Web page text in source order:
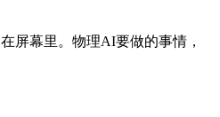
屏幕里。物理AI要做的事情，